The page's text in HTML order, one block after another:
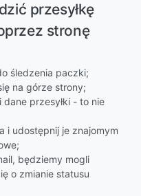
przesyłkę
stronę
śledzenia paczki;
na górze strony;
przesyłki - to nie
i udostępnij je znajomym
będziemy mogli
o zmianie statusu